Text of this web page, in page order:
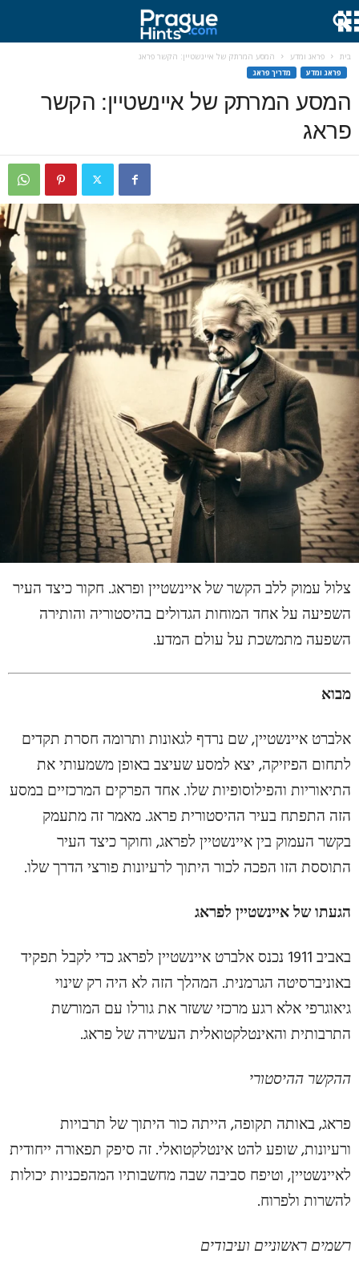
בית פראג ומדע המסע המרתק של איינשטיין: הקשר פראג
פראג ומדע מדריך פראג
המסע המרתק של איינשטיין: הקשר
פראג
צלול עמוק ללב הקשר של איינשטיין ופראג. חקור כיצד העיר
השפיעה על אחד המוחות הגדולים בהיסטוריה והותירה
השפעה מתמשכת על עולם המדע.
מבוא
אלברט איינשטיין, שם נרדף לגאונות ותרומה חסרת תקדים
לתחום הפיזיקה, יצא למסע שעיצב באופן משמעותי את
התיאוריות והפילוסופיות שלו. אחד הפרקים המרכזיים במסע
הזה התפתח בעיר ההיסטורית פראג. מאמר זה מתעמק
בקשר העמוק בין איינשטיין לפראג, וחוקר כיצד העיר
התוססת הזו הפכה לכור היתוך לרעיונות פורצי הדרך שלו.
הגעתו של איינשטיין לפראג
באביב 1911 נכנס אלברט איינשטיין לפראג כדי לקבל תפקיד
באוניברסיטה הגרמנית. המהלך הזה לא היה רק שינוי
גיאוגרפי אלא רגע מרכזי ששזר את גורלו עם המורשת
התרבותית והאינטלקטואלית העשירה של פראג.
ההקשר ההיסטורי
פראג, באותה תקופה, הייתה כור היתוך של תרבויות
ורעיונות, שופע להט אינטלקטואלי. זה סיפק תפאורה ייחודית
לאיינשטיין, וטיפח סביבה שבה מחשבותיו המהפכניות יכולות
להשרות ולפרוח.
רשמים ראשוניים ועיבודים